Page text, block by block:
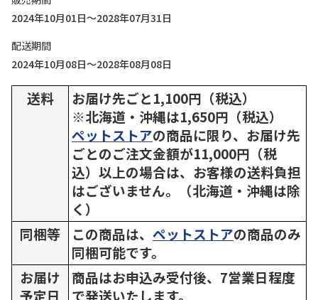
2024年10月01日～2028年07月31日
配送期間
2024年10月08日～2028年08月08日
送料
お届け先ごと1,100円（税込）
※北海道・沖縄は1,650円（税込）
ペットストアの商品に限り、お届け先
ごとのご注文金額が11,000円（税
込）以上の場合は、お客様の送料負担
はございません。（北海道・沖縄は除
く）
同梱等
この商品は、 ペットストアの商品のみ
同梱可能です。
お届け
予定日
商品はお申込み受付後、7営業日程度
で発送いたします。